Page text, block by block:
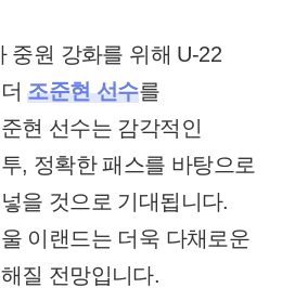
중원 강화를 위해 U-22
더조준현 선수를
현 선수는 감각적인
, 정확한 패스를 바탕으로
을 것으로 기대됩니다.
이랜드는 더욱 다채로운
질 전망입니다.